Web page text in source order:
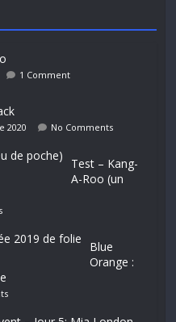
1 Comment
2020 No Comments
Test – Kang-
A-Roo (un
Blue
Orange :